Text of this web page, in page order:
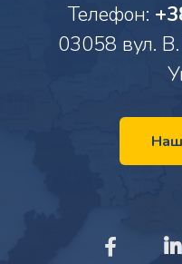
Телефон:
03058 вул. В.